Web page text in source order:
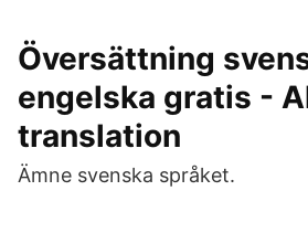
Översättning
engelska gratis -
translation
Ämne svenska språket.